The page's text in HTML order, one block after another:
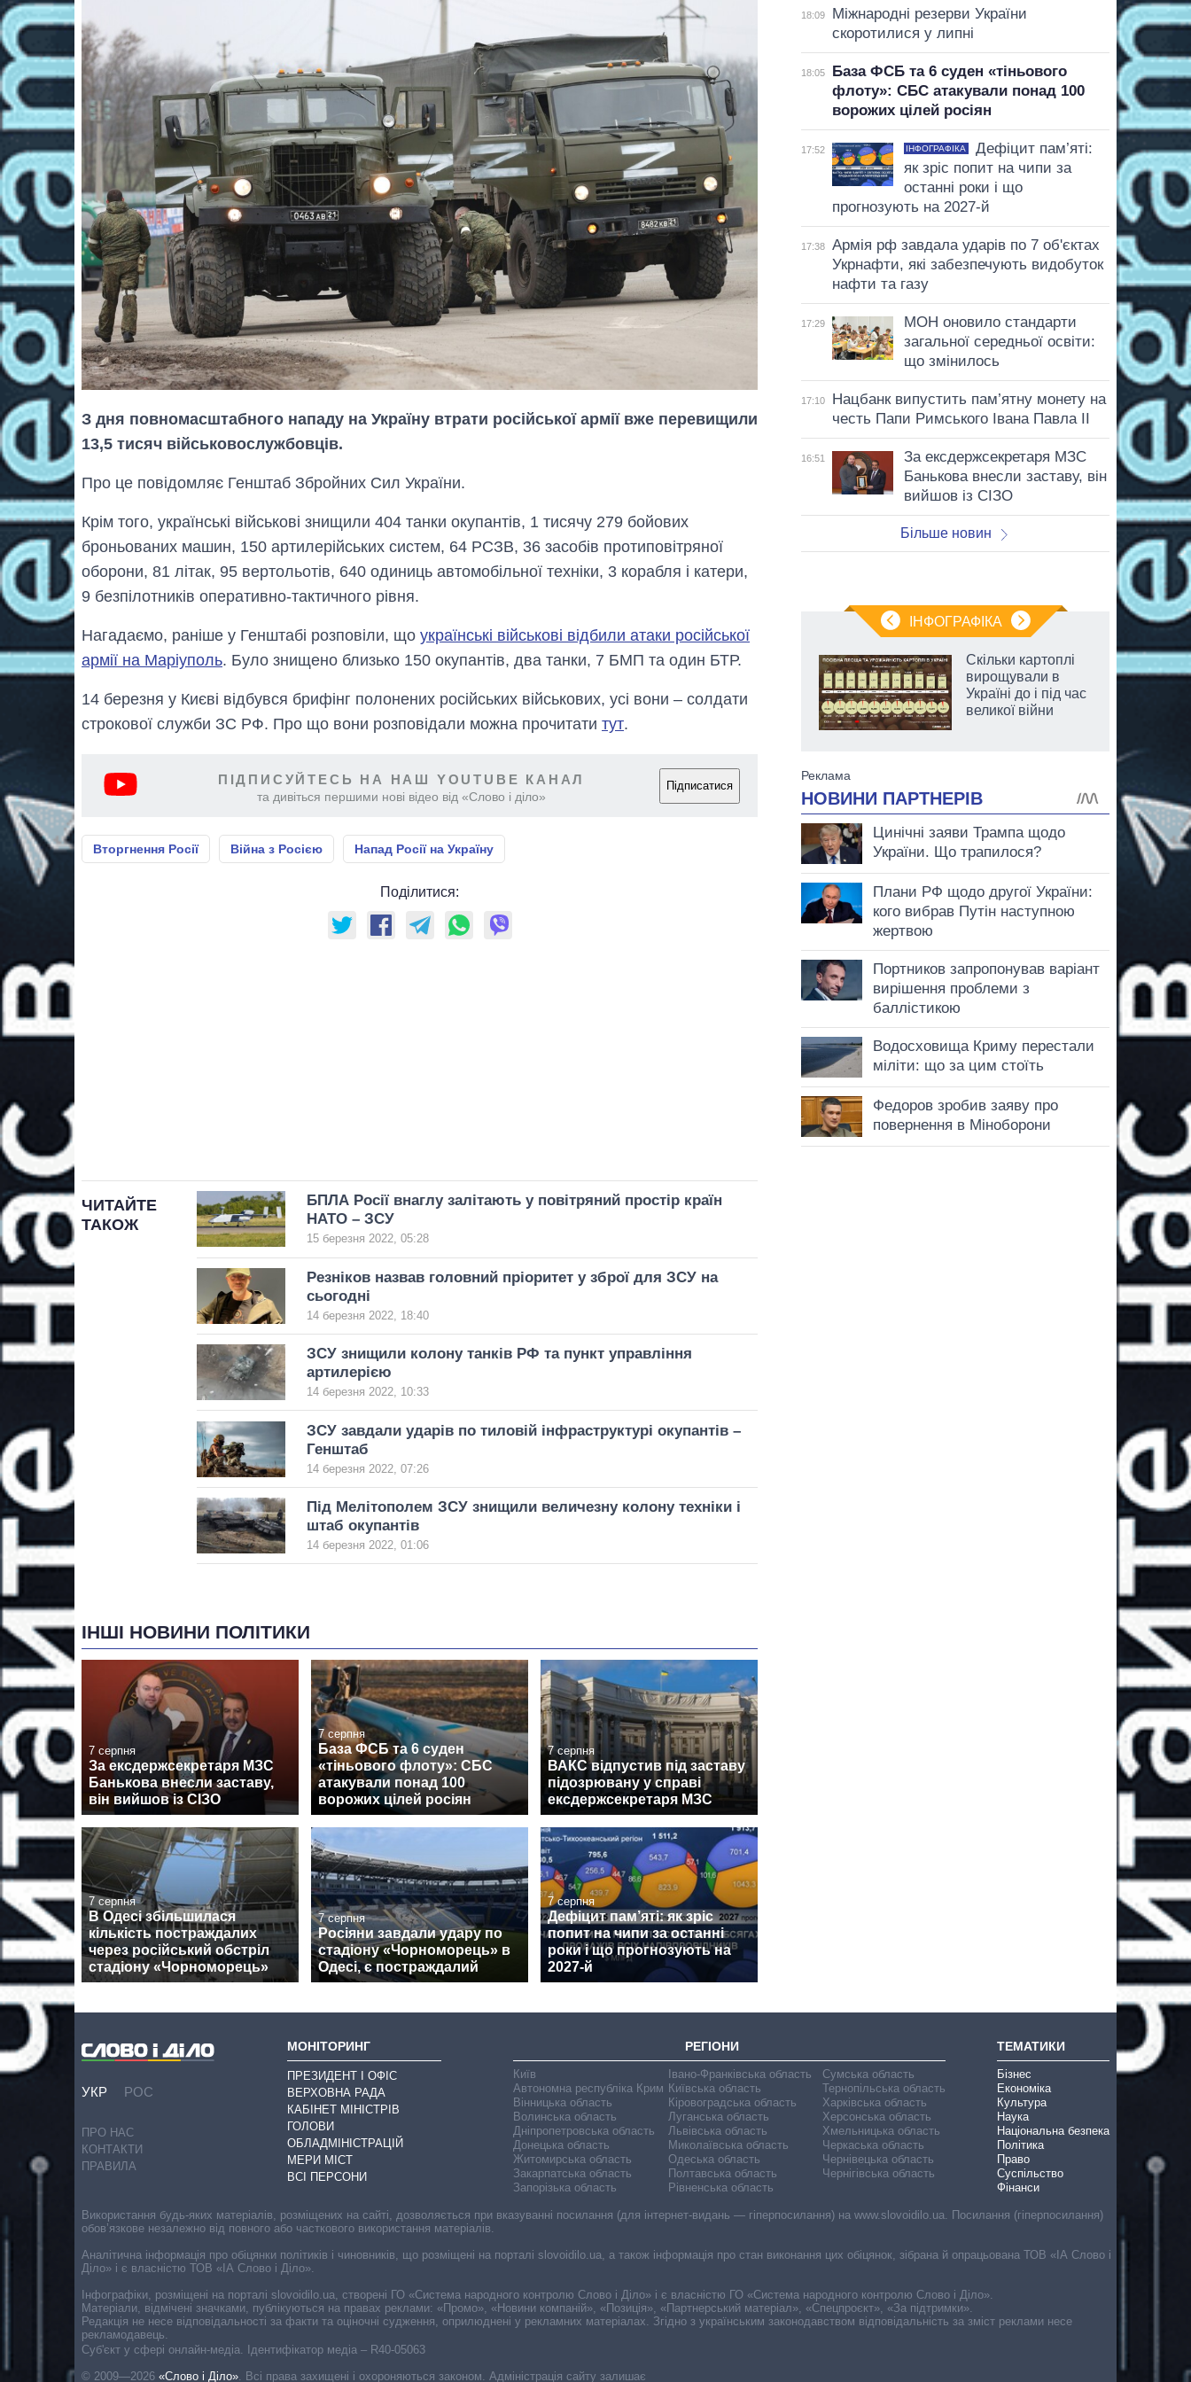
З дня повномасштабного нападу на Україну втрати російської армії вже перевищили
13,5 тисяч військовослужбовців.
Про це повідомляє Генштаб Збройних Сил України.
Крім того, українські військові знищили 404 танки окупантів, 1 тисячу 279 бойових
броньованих машин, 150 артилерійських систем, 64 РСЗВ, 36 засобів протиповітряної
оборони, 81 літак, 95 вертольотів, 640 одиниць автомобільної техніки, 3 корабля і катери,
9 безпілотників оперативно-тактичного рівня.
Нагадаємо, раніше у Генштабі розповіли, що українські військові відбили атаки російської
армії на Маріуполь. Було знищено близько 150 окупантів, два танки, 7 БМП та один БТР.
14 березня у Києві відбувся брифінг полонених російських військових, усі вони – солдати
строкової служби ЗС РФ. Про що вони розповідали можна прочитати тут.
ПІДПИСУЙТЕСЬ НА НАШ YOUTUBE КАНАЛ
та дивіться першими нові відео від «Слово і діло»
Підписатися
Вторгнення Росії Війна з Росією Напад Росії на Україну
Поділитися:
ЧИТАЙТЕ
ТАКОЖ
БПЛА Росії внаглу залітають у повітряний простір країн
НАТО – ЗСУ
15 березня 2022, 05:28
Резніков назвав головний пріоритет у зброї для ЗСУ на
сьогодні
14 березня 2022, 18:40
ЗСУ знищили колону танків РФ та пункт управління
артилерією
14 березня 2022, 10:33
ЗСУ завдали ударів по тиловій інфраструктурі окупантів –
Генштаб
14 березня 2022, 07:26
Під Мелітополем ЗСУ знищили величезну колону техніки і
штаб окупантів
14 березня 2022, 01:06
ІНШІ НОВИНИ ПОЛІТИКИ
7 серпня
За ексдержсекретаря МЗС
Банькова внесли заставу,
він вийшов із СІЗО
7 серпня
База ФСБ та 6 суден
«тіньового флоту»: СБС
атакували понад 100
ворожих цілей росіян
7 серпня
ВАКС відпустив під заставу
підозрювану у справі
ексдержсекретаря МЗС
7 серпня
В Одесі збільшилася
кількість постраждалих
через російський обстріл
стадіону «Чорноморець»
7 серпня
Росіяни завдали удару по
стадіону «Чорноморець» в
Одесі, є постраждалий
7 серпня
Дефіцит пам’яті: як зріс
попит на чипи за останні
роки і що прогнозують на
2027-й
18:09
Міжнародні резерви України
скоротилися у липні
18:05
База ФСБ та 6 суден «тіньового
флоту»: СБС атакували понад 100
ворожих цілей росіян
17:52 ІНФОГРАФІКА
Дефіцит пам’яті:
як зріс попит на чипи за
останні роки і що
прогнозують на 2027-й
17:38
Армія рф завдала ударів по 7 об'єктах
Укрнафти, які забезпечують видобуток
нафти та газу
17:29
МОН оновило стандарти
загальної середньої освіти:
що змінилось
17:10
Нацбанк випустить пам’ятну монету на
честь Папи Римського Івана Павла II
16:51
За ексдержсекретаря МЗС
Банькова внесли заставу, він
вийшов із СІЗО
Більше новин
ІНФОГРАФІКА
Дефіцит пам’яті:
чипи за останні
роки і що
Скільки картоплі
вирощували в
Україні до і під час
великої війни
УКР РОС
ПРО НАС
КОНТАКТИ
ПРАВИЛА
МОНІТОРИНГ
ПРЕЗИДЕНТ І ОФІС
ВЕРХОВНА РАДА
КАБІНЕТ МІНІСТРІВ
ГОЛОВИ
ОБЛАДМІНІСТРАЦІЙ
МЕРИ МІСТ
ВСІ ПЕРСОНИ
РЕГІОНИ
Київ
Автономна республіка Крим
Вінницька область
Волинська область
Дніпропетровська область
Донецька область
Житомирська область
Закарпатська область
Запорізька область
Івано-Франківська область
Київська область
Кіровоградська область
Луганська область
Львівська область
Миколаївська область
Одеська область
Полтавська область
Рівненська область
Сумська область
Тернопільська область
Харківська область
Херсонська область
Хмельницька область
Черкаська область
Чернівецька область
Чернігівська область
ТЕМАТИКИ
Бізнес
Економіка
Культура
Наука
Національна безпека
Політика
Право
Суспільство
Фінанси
Cуб'єкт у сфері онлайн-медіа. Ідентифікатор медіа – R40-05063
© 2009—2026 «Слово і Діло». Всі права захищені і охороняються законом. Адміністрація сайту залишає
Використання будь-яких матеріалів, розміщених на сайті, дозволяється при вказуванні посилання (для інтернет-видань — гіперпосилання) на www.slovoidilo.ua. Посилання (гіперпосилання)
обов’язкове незалежно від повного або часткового використання матеріалів.
Аналітична інформація про обіцянки політиків і чиновників, що розміщені на порталі slovoidilo.ua, а також інформація про стан виконання цих обіцянок, зібрана й опрацьована ТОВ «ІА Слово і
Діло» і є власністю ТОВ «ІА Слово і Діло».
Інфографіки, розміщені на порталі slovoidilo.ua, створені ГО «Система народного контролю Слово і Діло» і є власністю ГО «Система народного контролю Слово і Діло».
Матеріали, відмічені значками, публікуються на правах реклами: «Промо», «Новини компаній», «Позиція», «Партнерський матеріал», «Спецпроєкт», «За підтримки».
Редакція не несе відповідальності за факти та оціночні судження, оприлюднені у рекламних матеріалах. Згідно з українським законодавством відповідальність за зміст реклами несе
рекламодавець.